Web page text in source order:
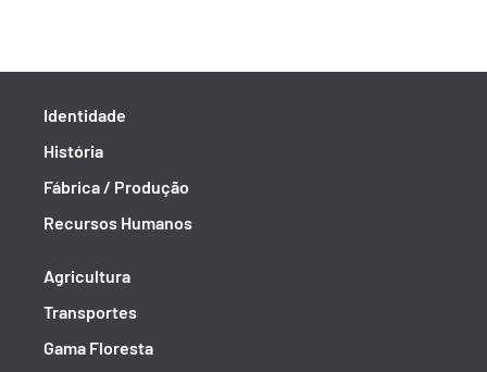
Identidade
História
Fábrica / Produção
Recursos Humanos
Agricultura
Transportes
Gama Floresta